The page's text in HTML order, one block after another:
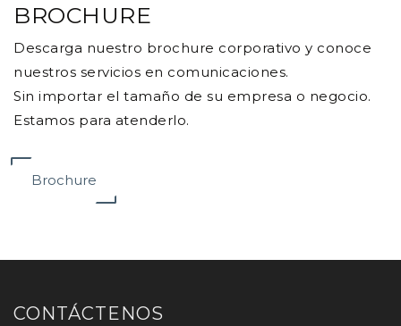
BROCHURE
Descarga nuestro brochure corporativo y conoce
nuestros servicios en comunicaciones.
Sin importar el tamaño de su empresa o negocio.
Estamos para atenderlo.
Brochure
CONTÁCTENOS